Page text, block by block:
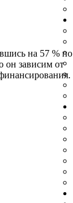
на 57 % по
он зависим от